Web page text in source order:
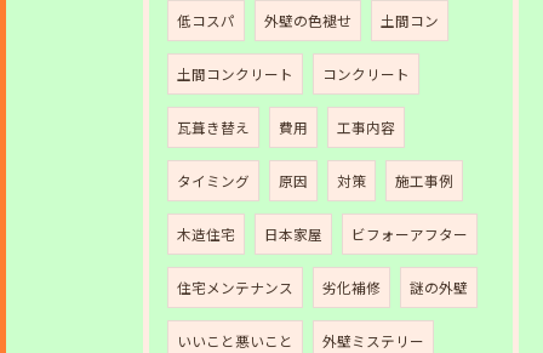
低コスパ 外壁の色褪せ 土間コン
土間コンクリート コンクリート
瓦葺き替え 費用 工事内容
タイミング 原因 対策 施工事例
木造住宅 日本家屋 ビフォーアフター
住宅メンテナンス 劣化補修 謎の外壁
いいこと悪いこと 外壁ミステリー